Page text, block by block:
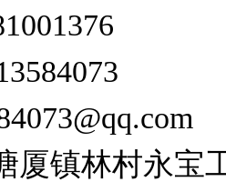
厦镇林村永宝